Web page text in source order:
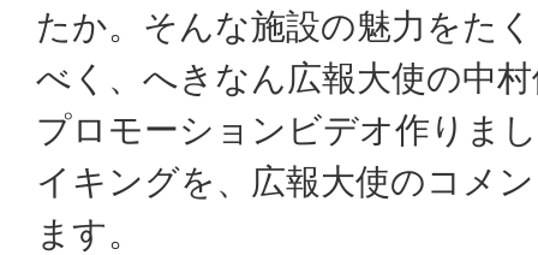
たか。そんな施設の魅力をた
べく、へきなん広報大使の中
プロモーションビデオ作りま
イキングを、広報大使のコメ
ます。